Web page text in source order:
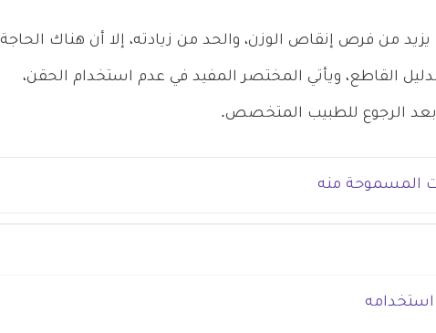
من فرص إنقاص الوزن، والحد من زيادته، إلا أن هناك الحاجة
القاطع، ويأتي المختصر المفيد في عدم استخدام الحقن،
بعد الرجوع للطبيب المتخصص.
المسموحة منه
استخدامه